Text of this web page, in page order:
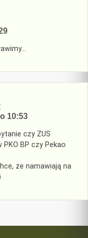
10:53
czy ZUS
BP czy Pekao
że namawiają na